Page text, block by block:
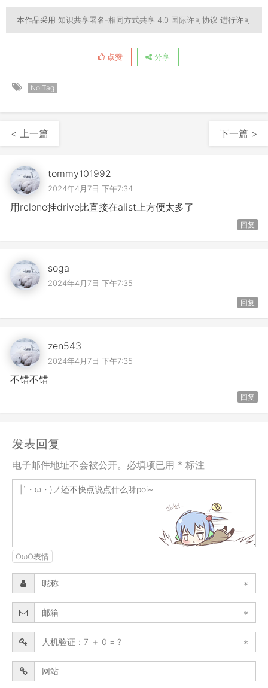
本作品采用 知识共享署名-相同方式共享 4.0 国际许可协议 进行许可
点赞 分享
No Tag
< 上一篇 下一篇 >
tommy101992
2024年4月7日 下午7:34
用rclone挂drive比直接在alist上方便太多了
回复
soga
2024年4月7日 下午7:35
回复
zen543
2024年4月7日 下午7:35
不错不错
回复
发表回复
电子邮件地址不会被公开。必填项已用 * 标注
OωO表情
*
*
*